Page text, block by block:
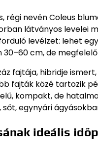
régi nevén Coleus
látványos levelei
levélzet: lehet
30–60 cm, de
fajtája, hibridje
közé tartozik
kompakt, de
egynyári
ideális